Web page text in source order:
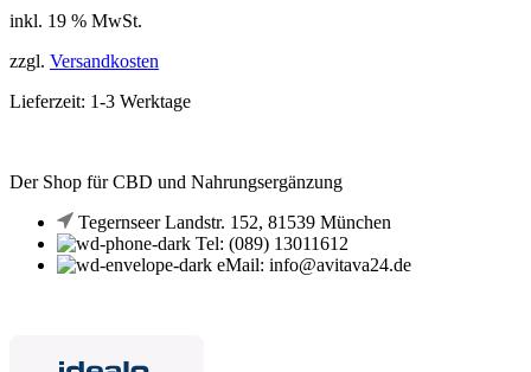
inkl. 19 % MwSt.
zzgl. Versandkosten
Lieferzeit: 1-3 Werktage
Der Shop für CBD und Nahrungsergänzung
Tegernseer Landstr. 152, 81539 München
Tel: (089) 13011612
eMail: info@avitava24.de